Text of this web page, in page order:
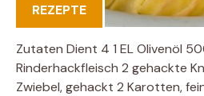
REZEPTE
Zutaten Dient 4 1 EL Olivenöl
Rinderhackfleisch 2 gehackte
Zwiebel, gehackt 2 Karotten,